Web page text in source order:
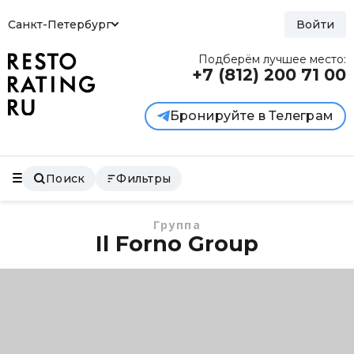
Санкт-Петербург Войти
Подберём лучшее место:
+7 (812) 200 71 00
Бронируйте в Телеграм
Поиск Фильтры
Группа
Il Forno Group